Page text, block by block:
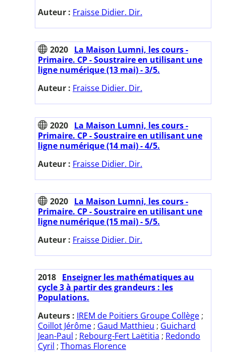
Auteur : Fraisse Didier. Dir.
2020 La Maison Lumni, les cours -
Primaire. CP - Soustraire en utilisant une
ligne numérique (13 mai) - 3/5.
Auteur : Fraisse Didier. Dir.
2020 La Maison Lumni, les cours -
Primaire. CP - Soustraire en utilisant une
ligne numérique (14 mai) - 4/5.
Auteur : Fraisse Didier. Dir.
2020 La Maison Lumni, les cours -
Primaire. CP - Soustraire en utilisant une
ligne numérique (15 mai) - 5/5.
Auteur : Fraisse Didier. Dir.
2018 Enseigner les mathématiques au
cycle 3 à partir des grandeurs : les
Populations.
Auteurs : IREM de Poitiers Groupe Collège ;
Coillot Jérôme ; Gaud Matthieu ; Guichard
Jean-Paul ; Rebourg-Fert Laëtitia ; Redondo
Cyril ; Thomas Florence